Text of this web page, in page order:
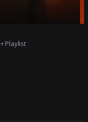
+ Playlist